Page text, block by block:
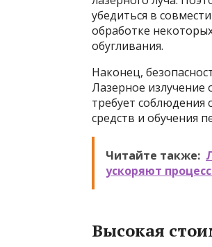
убедиться в
обработке
обугливания.
Наконец,
Лазерное излучение
требует соблюдения
средств и обучения
Читайте также:
ускоряют
Высокая